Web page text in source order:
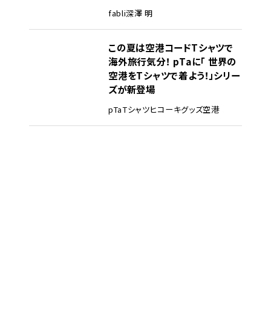
fabli深澤 明
この夏は空港コードTシャツで
海外旅行気分！ pTaに「 世界の
空港をTシャツで着よう！」シリー
ズが新登場
pTaTシャツヒコーキグッズ空港